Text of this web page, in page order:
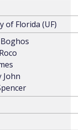
of Florida (UF)
John